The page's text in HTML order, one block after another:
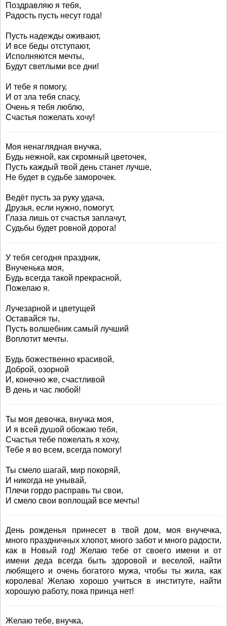
Поздравляю я тебя,
Радость пусть несут года!
Пусть надежды оживают,
И все беды отступают,
Исполняются мечты,
Будут светлыми все дни!
И тебе я помогу,
И от зла тебя спасу,
Очень я тебя люблю,
Счастья пожелать хочу!
Моя ненаглядная внучка,
Будь нежной, как скромный цветочек,
Пусть каждый твой день станет лучше,
Не будет в судьбе заморочек.
Ведёт пусть за руку удача,
Друзья, если нужно, помогут,
Глаза лишь от счастья заплачут,
Судьбы будет ровной дорога!
У тебя сегодня праздник,
Внученька моя,
Будь всегда такой прекрасной,
Пожелаю я.
Лучезарной и цветущей
Оставайся ты,
Пусть волшебник самый лучший
Воплотит мечты.
Будь божественно красивой,
Доброй, озорной
И, конечно же, счастливой
В день и час любой!
Ты моя девочка, внучка моя,
И я всей душой обожаю тебя,
Счастья тебе пожелать я хочу,
Тебе я во всем, всегда помогу!
Ты смело шагай, мир покоряй,
И никогда не унывай,
Плечи гордо расправь ты свои,
И смело свои воплощай все мечты!
День рожденья принесет в твой дом, моя внучечка,
много праздничных хлопот, много забот и много радости,
как в Новый год! Желаю тебе от своего имени и от
имени деда всегда быть здоровой и веселой, найти
любящего и очень богатого мужа, чтобы ты жила, как
королева! Желаю хорошо учиться в институте, найти
хорошую работу, пока принца нет!
Желаю тебе, внучка,